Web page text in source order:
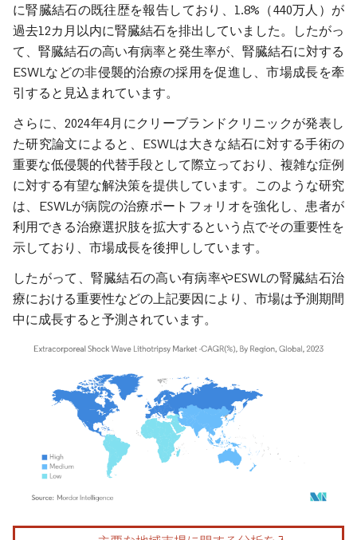
に腎臓結石の既往歴を報告しており、1.8%（440万人）が
過去12カ月以内に腎臓結石を排出していました。したがっ
て、腎臓結石の高い有病率と発生率が、腎臓結石に対する
ESWLなどの非侵襲的治療の採用を促進し、市場成長を牽
引すると見込まれています。
さらに、2024年4月にクリーブランドクリニックが発表し
た研究論文によると、ESWLは大きな結石に対する手術の
重要な低侵襲的代替手段として際立っており、複雑な症例
に対する有望な解決策を提供しています。このような研究
は、ESWLが病院の治療ポートフォリオを強化し、患者が
利用できる治療選択肢を拡大するという点でその重要性を
示しており、市場成長を後押ししています。
したがって、腎臓結石の高い有病率やESWLの腎臓結石治
療における重要性などの上記要因により、市場は予測期間
中に成長すると予測されています。
画像 © Mordor Intelligence。再利用にはCC BY 4.0の表示が必要です。